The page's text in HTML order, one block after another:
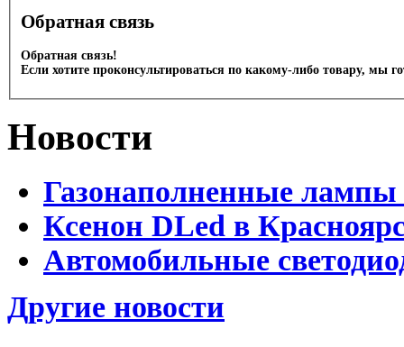
Обратная связь
Обратная связь!
Если хотите проконсультироваться по какому-либо товару, мы
Новости
Газонаполненные лампы
Ксенон DLed в
Автомобильные
Другие новости